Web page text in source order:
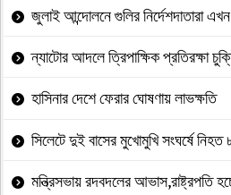
জুলাই আন্দোলনে গুলির নির্দেশদাতারা
ন্যাটোর আদলে ত্রিপাক্ষিক প্রতিরক্ষা
হাসিনার দেশে ফেরার ঘোষণায় লাভক্ষতি
সিলেটে দুই বাসের মুখোমুখি সংঘর্ষে নিহত
মন্ত্রিসভায় রদবদলের আভাস,রাষ্ট্রপতি